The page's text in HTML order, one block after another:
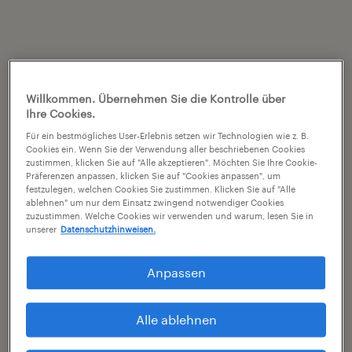
Willkommen. Übernehmen Sie die Kontrolle über
Ihre Cookies.
Für ein bestmögliches User-Erlebnis setzen wir Technologien wie z. B.
Cookies ein. Wenn Sie der Verwendung aller beschriebenen Cookies
zustimmen, klicken Sie auf "Alle akzeptieren". Möchten Sie Ihre Cookie-
Präferenzen anpassen, klicken Sie auf "Cookies anpassen", um
festzulegen, welchen Cookies Sie zustimmen. Klicken Sie auf "Alle
ablehnen" um nur dem Einsatz zwingend notwendiger Cookies
zuzustimmen. Welche Cookies wir verwenden und warum, lesen Sie in
unserer Datenschutzhinweisen.
Anpassen
Alle ablehnen